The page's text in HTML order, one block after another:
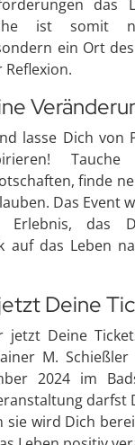
das
ist somit
ein Ort
lasse Dich von
finde
Das Event
Erlebnis, das
auf das Leben
Deine
jetzt Deine
M.
2024 im
darfst
sie wird Dich